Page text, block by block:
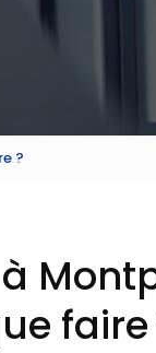
?
faire